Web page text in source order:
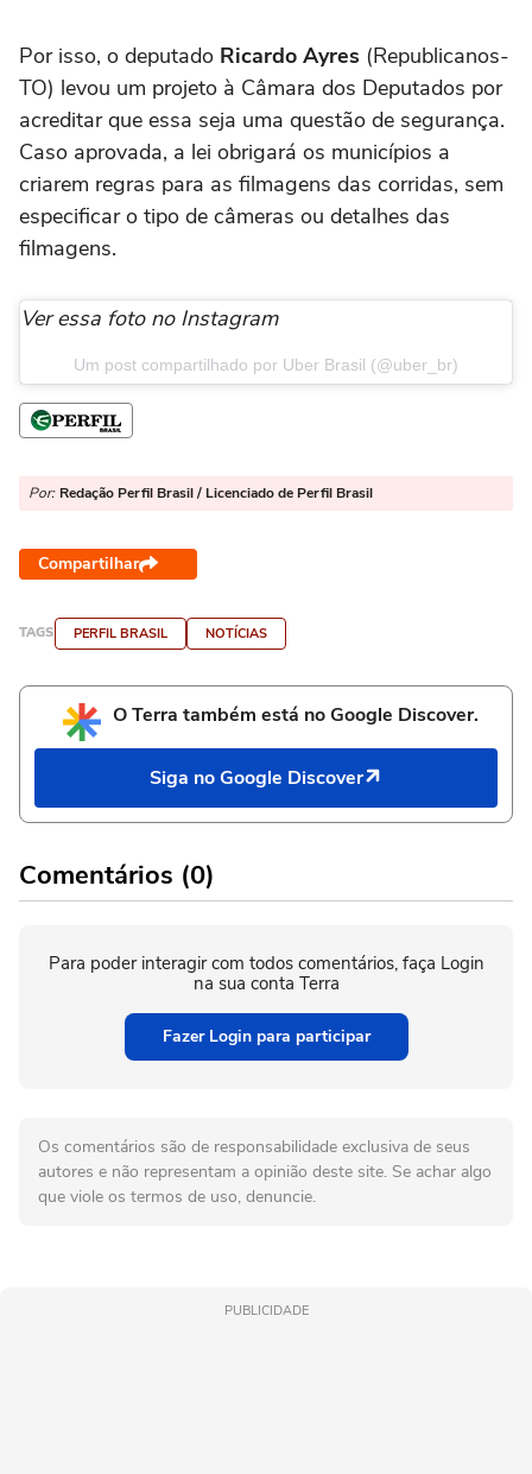
Por isso, o deputado Ricardo Ayres (Republicanos-
TO) levou um projeto à Câmara dos Deputados por
acreditar que essa seja uma questão de segurança.
Caso aprovada, a lei obrigará os municípios a
criarem regras para as filmagens das corridas, sem
especificar o tipo de câmeras ou detalhes das
filmagens.
Ver essa foto no Instagram
Um post compartilhado por Uber Brasil (@uber_br)
Por: Redação Perfil Brasil / Licenciado de Perfil Brasil
Compartilhar
TAGS PERFIL BRASIL NOTÍCIAS
O Terra também está no Google Discover.
Siga no Google Discover
Comentários (0)
Para poder interagir com todos comentários, faça Login
na sua conta Terra
Fazer Login para participar
Os comentários são de responsabilidade exclusiva de seus
autores e não representam a opinião deste site. Se achar algo
que viole os termos de uso, denuncie.
PUBLICIDADE